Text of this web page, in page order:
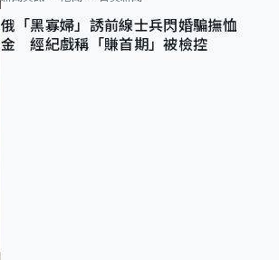
俄「黑寡婦」誘前線士兵閃婚騙撫恤
金 經紀戲稱「賺首期」被檢控